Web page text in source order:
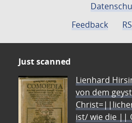
Feedback
Just scanned
Lienhard
von dem
ist/ wie die ||